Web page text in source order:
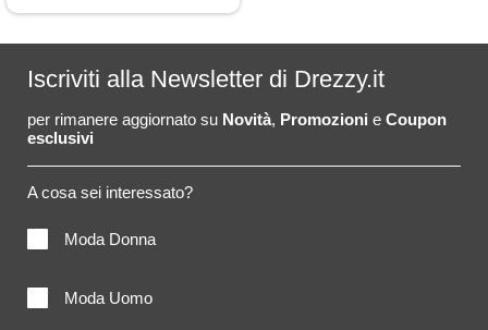
Iscriviti alla Newsletter di Drezzy.it
per rimanere aggiornato su Novità, Promozioni e Coupon
esclusivi
A cosa sei interessato?
Moda Donna
Moda Uomo